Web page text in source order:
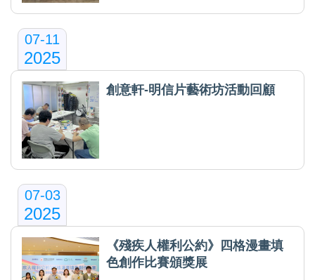
07-11
2025
創意軒-明信片藝術坊活動回顧
07-03
2025
《殘疾人權利公約》四格漫畫填
色創作比賽頒獎展